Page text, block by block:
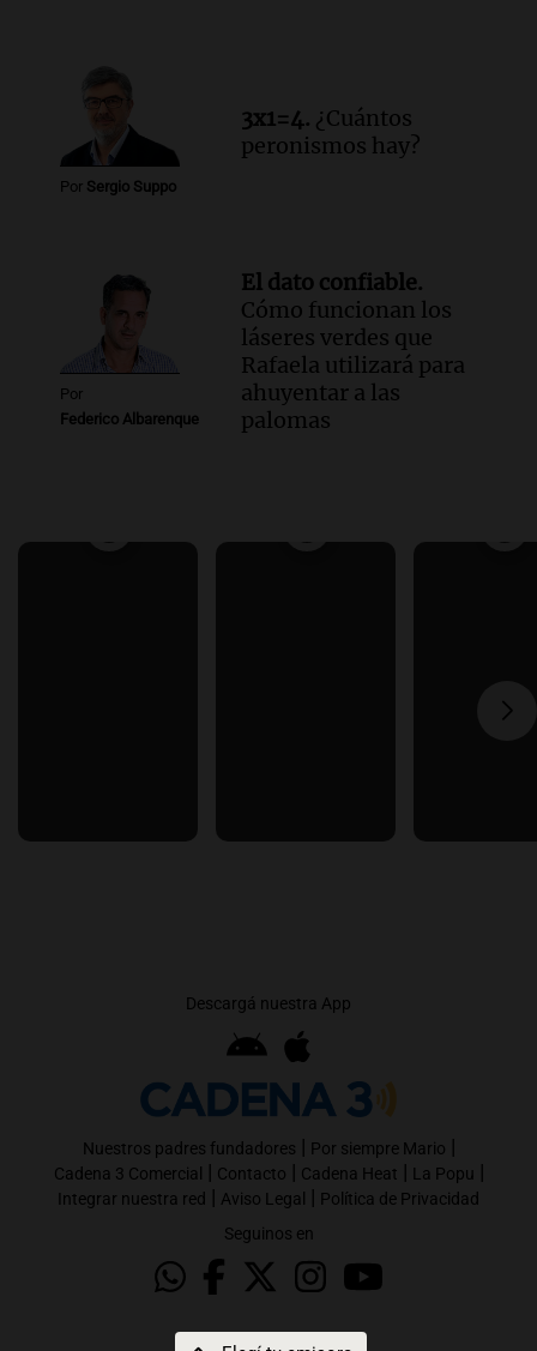
Por Sergio Suppo
3x1=4. ¿Cuántos
peronismos hay?
Por
Federico Albarenque
El dato confiable.
Cómo funcionan los
láseres verdes que
Rafaela utilizará para
ahuyentar a las
palomas
Descargá nuestra App
Nuestros padres fundadores | Por siempre Mario |
Cadena 3 Comercial | Contacto | Cadena Heat | La Popu |
Integrar nuestra red | Aviso Legal | Política de Privacidad
Seguinos en